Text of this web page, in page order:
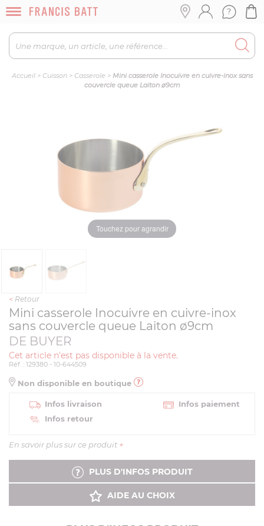
Accueil> Cuisson> Casserole > Mini casserole Inocuivre en cuivre-inox sans
couvercle queue Laiton ø9cm
Touchez pour agrandir
< Retour
Mini casserole Inocuivre en cuivre-inox
sans couvercle queue Laiton ø9cm
DE BUYER
Cet article n'est pas disponible à la vente.
Réf. : 129380 - 10-644509
Non disponible en boutique
Infos livraison
Infos paiement
Infos retour
En savoir plus sur ce produit +
PLUS D'INFOS PRODUIT
AIDE AU CHOIX